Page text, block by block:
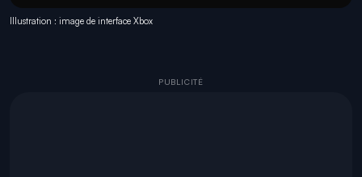
Illustration : image de interface Xbox